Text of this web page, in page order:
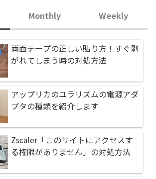
両面テープの正しい貼り方！すぐ剥
がれてしまう時の対処方法
アップリカのユラリズムの電源アダ
プタの種類を紹介します
Zscaler「このサイトにアクセスす
る権限がありません」の対処方法
Monthly
両面テープの正しい
がれてしまう時の対処
Zscaler「このサイト
る権限がありません」
アップリカのユラリ
プタの種類を紹介しま
Weekly
両面テープの正しい
がれてしまう時の対処
Zscaler「このサイト
る権限がありません」
ダイソン掃除機メン
入れ）方法！後輪タイ